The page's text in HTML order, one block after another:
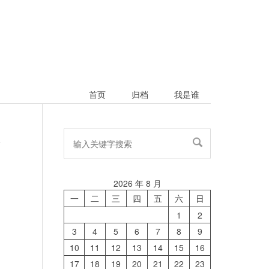
首页
归档 我是谁
2026 年 8 月
一
二 三 四 五 六
日
1
2
3
4 5 6 7 8
9
10
11 12 13 14 15
16
17
18 19 20 21 22
23